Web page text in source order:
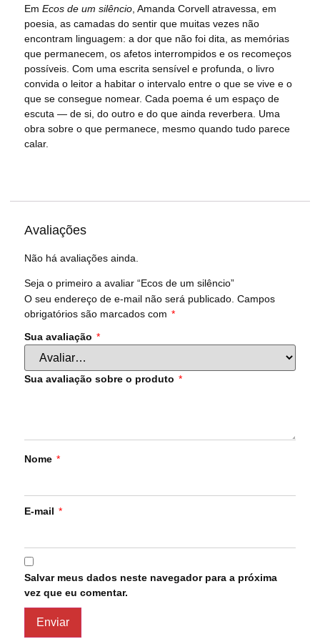
Em Ecos de um silêncio , Amanda Corvell atravessa, em
poesia, as camadas do sentir que muitas vezes não
encontram linguagem: a dor que não foi dita, as memórias
que permanecem, os afetos interrompidos e os recomeços
possíveis. Com uma escrita sensível e profunda, o livro
convida o leitor a habitar o intervalo entre o que se vive e o
que se consegue nomear. Cada poema é um espaço de
escuta — de si, do outro e do que ainda reverbera. Uma
obra sobre o que permanece, mesmo quando tudo parece
calar.
Avaliações
Não há avaliações ainda.
Seja o primeiro a avaliar “Ecos de um silêncio”
O seu endereço de e-mail não será publicado. Campos
obrigatórios são marcados com *
Sua avaliação *
Sua avaliação sobre o produto *
Nome *
E-mail *
Salvar meus dados neste navegador para a próxima
vez que eu comentar.